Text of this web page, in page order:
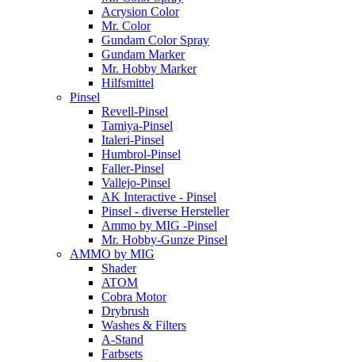
Acrysion Color
Mr. Color
Gundam Color Spray
Gundam Marker
Mr. Hobby Marker
Hilfsmittel
Pinsel
Revell-Pinsel
Tamiya-Pinsel
Italeri-Pinsel
Humbrol-Pinsel
Faller-Pinsel
Vallejo-Pinsel
AK Interactive - Pinsel
Pinsel - diverse Hersteller
Ammo by MIG -Pinsel
Mr. Hobby-Gunze Pinsel
AMMO by MIG
Shader
ATOM
Cobra Motor
Drybrush
Washes & Filters
A-Stand
Farbsets